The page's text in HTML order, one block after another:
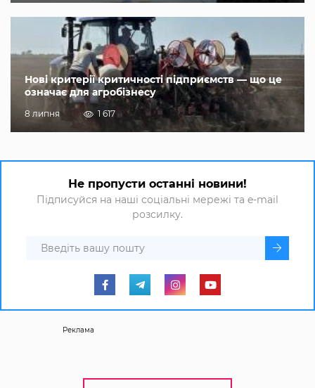
Нові критерії критичності підприємств — що це
означає для агробізнесу
8 липня 1 617
Не пропусти останні новини!
Підписуйся на наші соціальні мережі та e-mail
розсилку.
Реклама